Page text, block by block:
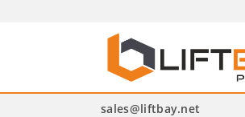
sales@liftbay.net